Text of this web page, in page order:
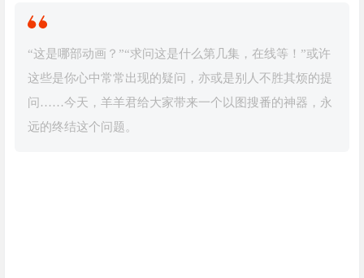
“这是哪部动画？”“求问这是什么第几集，在线等！”或许
这些是你心中常常出现的疑问，亦或是别人不胜其烦的提
问……今天，羊羊君给大家带来一个以图搜番的神器，永
远的终结这个问题。